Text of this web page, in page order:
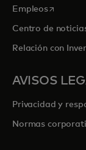
Empleosse abre
Centro de
Relación con
AVISOS
Privacidad y
Normas